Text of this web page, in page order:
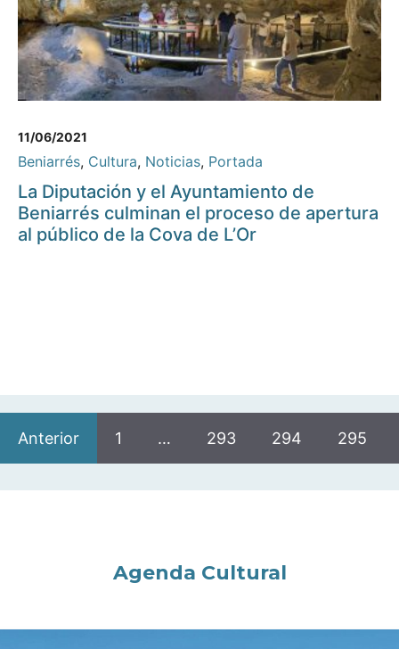
11/06/2021
Beniarrés, Cultura, Noticias, Portada
La Diputación y el Ayuntamiento de
Beniarrés culminan el proceso de apertura
al público de la Cova de L’Or
Anterior 1 … 293 294 295
Agenda Cultural